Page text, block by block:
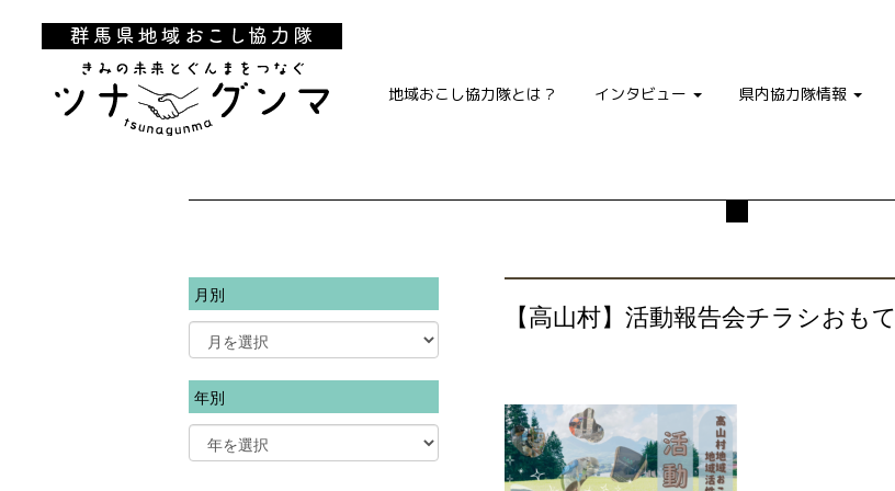
地域おこし協力隊とは？ インタビュー 県内協力隊情報
【高山村】活動報告会チラシおもて
月別
年別